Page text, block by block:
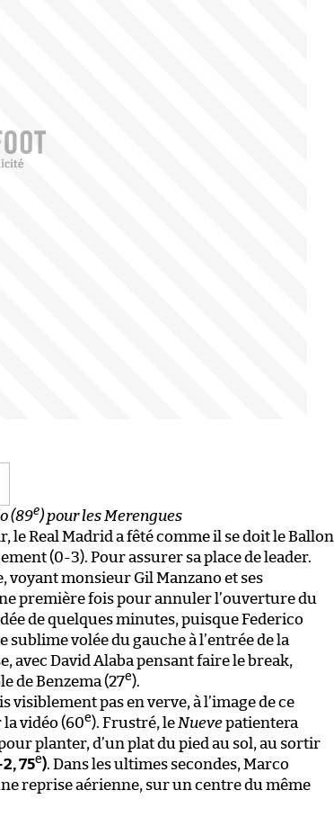
(89e) pour les Merengues
le Real Madrid a fêté comme il se doit le Ballon
(0-3). Pour assurer sa place de leader.
voyant monsieur Gil Manzano et ses
première fois pour annuler l’ouverture du
de quelques minutes, puisque Federico
volée du gauche à l’entrée de la
avec David Alaba pensant faire le break,
de Benzema (27e).
visiblement pas en verve, à l’image de ce
vidéo (60e). Frustré, le Nuevepatientera
planter, d’un plat du pied au sol, au sortir
75e). Dans les ultimes secondes, Marco
reprise aérienne, sur un centre du même